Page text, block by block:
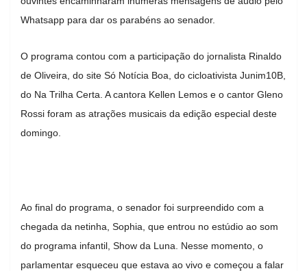
Whatsapp para dar os parabéns ao senador.
O programa contou com a participação do jornalista Rinaldo
de Oliveira, do site Só Notícia Boa, do cicloativista Junim10B,
do Na Trilha Certa. A cantora Kellen Lemos e o cantor Gleno
Rossi foram as atrações musicais da edição especial deste
domingo.
Ao final do programa, o senador foi surpreendido com a
chegada da netinha, Sophia, que entrou no estúdio ao som
do programa infantil, Show da Luna. Nesse momento, o
parlamentar esqueceu que estava ao vivo e começou a falar